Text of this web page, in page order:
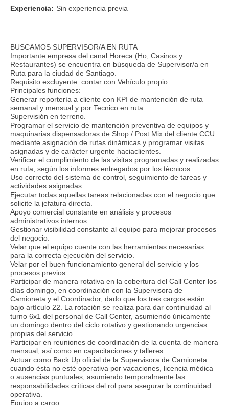
Experiencia: Sin experiencia previa
BUSCAMOS SUPERVISOR/A EN RUTA
Importante empresa del canal Horeca (Ho, Casinos y
Restaurantes) se encuentra en búsqueda de Supervisor/a en
Ruta para la ciudad de Santiago.
Requisito excluyente: contar con Vehículo propio
Principales funciones:
Generar reportería a cliente con KPI de mantención de ruta
semanal y mensual y por Tecnico en ruta.
Supervisión en terreno.
Programar el servicio de mantención preventiva de equipos y
maquinarias dispensadoras de Shop / Post Mix del cliente CCU
mediante asignación de rutas dinámicas y programar visitas
asignadas y de carácter urgente haciaclientes.
Verificar el cumplimiento de las visitas programadas y realizadas
en ruta, según los informes entregados por los técnicos.
Uso correcto del sistema de control, seguimiento de tareas y
actividades asignadas.
Ejecutar todas aquellas tareas relacionadas con el negocio que
solicite la jefatura directa.
Apoyo comercial constante en análisis y procesos
administrativos internos.
Gestionar visibilidad constante al equipo para mejorar procesos
del negocio.
Velar que el equipo cuente con las herramientas necesarias
para la correcta ejecución del servicio.
Velar por el buen funcionamiento general del servicio y los
procesos previos.
Participar de manera rotativa en la cobertura del Call Center los
días domingo, en coordinación con la Supervisora de
Camioneta y el Coordinador, dado que los tres cargos están
bajo artículo 22. La rotación se realiza para dar continuidad al
turno 6x1 del personal de Call Center, asumiendo únicamente
un domingo dentro del ciclo rotativo y gestionando urgencias
propias del servicio.
Participar en reuniones de coordinación de la cuenta de manera
mensual, así como en capacitaciones y talleres.
Actuar como Back Up oficial de la Supervisora de Camioneta
cuando ésta no esté operativa por vacaciones, licencia médica
o ausencias puntuales, asumiendo temporalmente las
responsabilidades críticas del rol para asegurar la continuidad
operativa.
Equipo a cargo: